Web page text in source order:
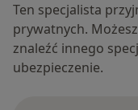
Ten specjalista
prywatnych.
znaleźć innego
ubezpieczenie.